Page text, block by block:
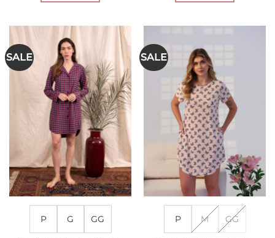
várias
variantes.
As
opções
podem
ser
escolhidas
na
página
do
produto
variantes.
As
opções
podem
ser
escolhidas
na
página
do
produto
SALE
P G GG
SALE
P M GG